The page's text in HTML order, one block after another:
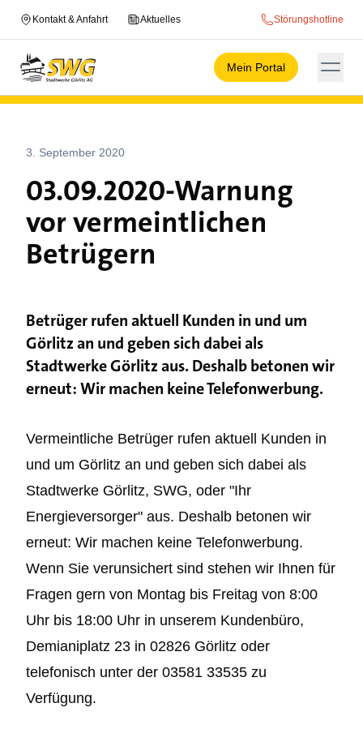
Kontakt & Anfahrt Aktuelles Störungshotline
Mein Portal
3. September 2020
03.09.2020-Warnung
vor vermeintlichen
Betrügern
Betrüger rufen aktuell Kunden in und um
Görlitz an und geben sich dabei als
Stadtwerke Görlitz aus. Deshalb betonen wir
erneut: Wir machen keine Telefonwerbung.
Vermeintliche Betrüger rufen aktuell Kunden in
und um Görlitz an und geben sich dabei als
Stadtwerke Görlitz, SWG, oder "Ihr
Energieversorger" aus. Deshalb betonen wir
erneut: Wir machen keine Telefonwerbung.
Wenn Sie verunsichert sind stehen wir Ihnen für
Fragen gern von Montag bis Freitag von 8:00
Uhr bis 18:00 Uhr in unserem Kundenbüro,
Demianiplatz 23 in 02826 Görlitz oder
telefonisch unter der 03581 33535 zu
Verfügung.